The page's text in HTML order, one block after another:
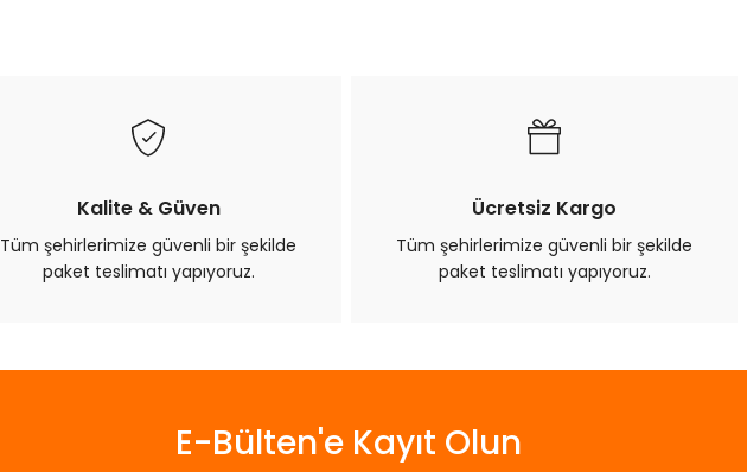
Kalite & Güven
Tüm şehirlerimize güvenli bir şekilde
paket teslimatı yapıyoruz.
Ücretsiz Kargo
Tüm şehirlerimize güvenli bir şekilde
paket teslimatı yapıyoruz.
E-Bülten'e Kayıt Olun